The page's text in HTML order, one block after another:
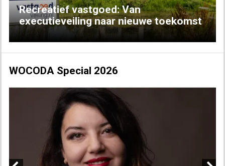
Recreatief vastgoed: Van
executieveiling naar nieuwe toekomst
WOCODA Special 2026